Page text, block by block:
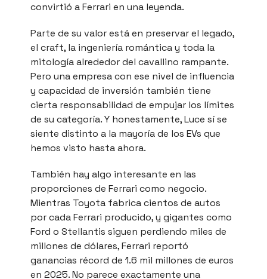
convirtió a Ferrari en una leyenda.
Parte de su valor está en preservar el legado,
el craft, la ingeniería romántica y toda la
mitología alrededor del cavallino rampante.
Pero una empresa con ese nivel de influencia
y capacidad de inversión también tiene
cierta responsabilidad de empujar los límites
de su categoría. Y honestamente, Luce sí se
siente distinto a la mayoría de los EVs que
hemos visto hasta ahora.
También hay algo interesante en las
proporciones de Ferrari como negocio.
Mientras Toyota fabrica cientos de autos
por cada Ferrari producido, y gigantes como
Ford o Stellantis siguen perdiendo miles de
millones de dólares, Ferrari reportó
ganancias récord de 1.6 mil millones de euros
en 2025. No parece exactamente una